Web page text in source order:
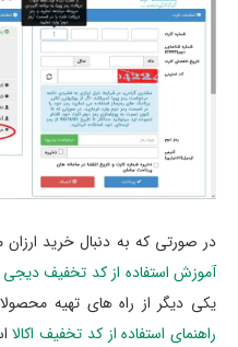
در صورتی که به دنبال خرید
آموزش استفاده از کد تخفیف دیجی
یکی دیگر از راه های تهیه
راهنمای استفاده از کد تخفیف اکالا